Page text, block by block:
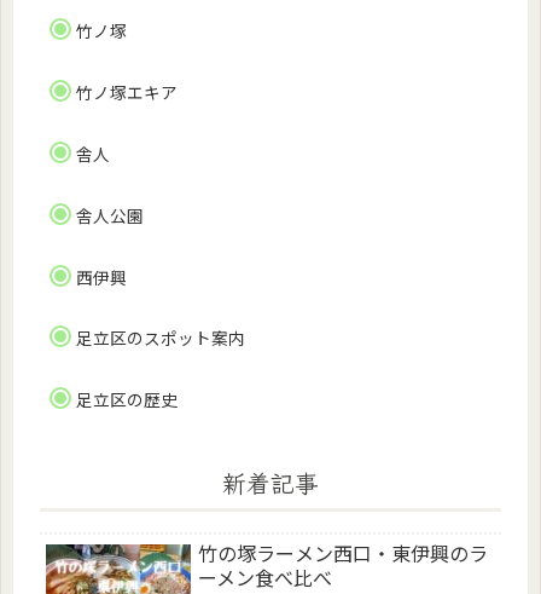
竹ノ塚
竹ノ塚エキア
舎人
舎人公園
西伊興
足立区のスポット案内
足立区の歴史
新着記事
竹の塚ラーメン西口・東伊興のラ
ーメン食べ比べ